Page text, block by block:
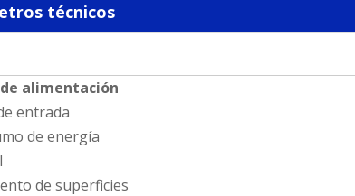
técnicos
alimentación
entrada
de energía
de superficies